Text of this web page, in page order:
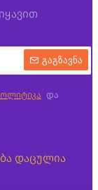
გაგზავნა
და
დაცულია